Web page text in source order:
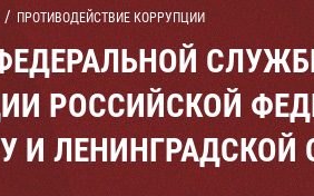
ПРОТИВОДЕЙСТВИЕ КОРРУПЦИИ
РОССИЙСКОЙ
И ЛЕНИНГРАДСКОЙ